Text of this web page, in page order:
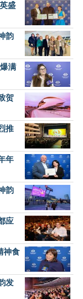
盛
韵
满
贺
推
年
韵
应
神食
发